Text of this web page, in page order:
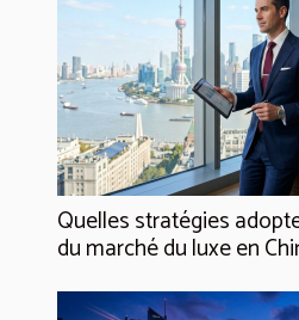
Quelles stratégies
du marché du luxe en